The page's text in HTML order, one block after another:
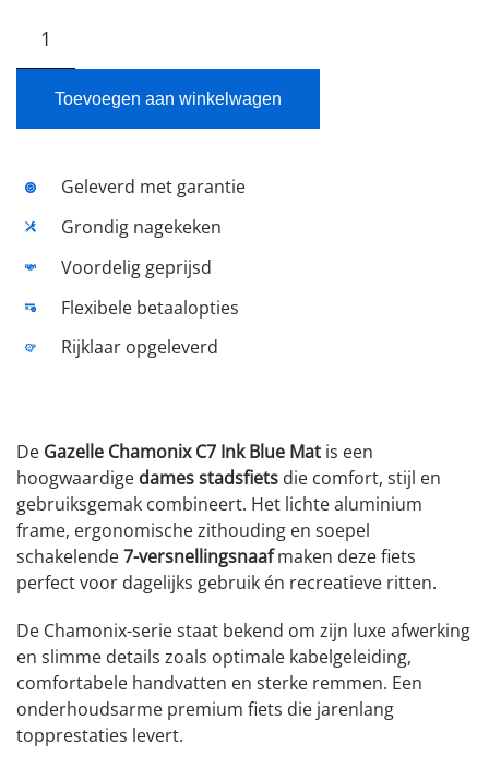
Chamonix
C7
Blue
Nieuw
Toevoegen aan winkelwagen
Geleverd met garantie
Grondig nagekeken
Voordelig geprijsd
Flexibele betaalopties
Rijklaar opgeleverd
De Gazelle Chamonix C7 Ink Blue Mat is een
hoogwaardige dames stadsfiets die comfort, stijl en
gebruiksgemak combineert. Het lichte aluminium
frame, ergonomische zithouding en soepel
schakelende7-versnellingsnaafmaken deze fiets
perfect voor dagelijks gebruik én recreatieve ritten.
De Chamonix-serie staat bekend om zijn luxe afwerking
en slimme details zoals optimale kabelgeleiding,
comfortabele handvatten en sterke remmen. Een
onderhoudsarme premium fiets die jarenlang
topprestaties levert.